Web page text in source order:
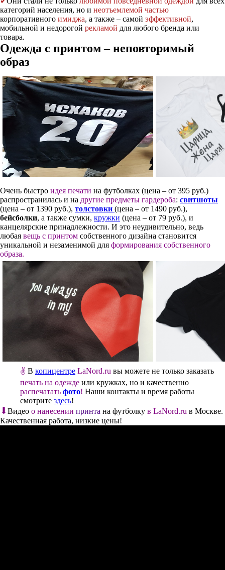
категорий населения, но и неотъемлемой частью
корпоративного имиджа, а также – самой эффективной,
мобильной и недорогой рекламой для любого бренда или
товара.
Одежда с принтом – неповторимый
образ
Очень быстро идея печати на футболках (цена – от 395 руб.)
распространилась и на другие предметы гардероба: свитшоты
(цена – от 1390 руб.), толстовки (цена – от 1490 руб.),
бейсболки, а также сумки, кружки (цена – от 79 руб.), и
канцелярские принадлежности. И это неудивительно, ведь
любая вещь с принтом собственного дизайна становится
уникальной и незаменимой для формирования собственного
образа.
✌ В копицентре LaNord.ru вы можете не только заказать
печать на одежде или кружках, но и качественно
распечатать фото! Наши контакты и время работы
смотрите здесь!
⬇Видео о нанесении принта на футболку в LaNord.ru в Москве.
Качественная работа, низкие цены!